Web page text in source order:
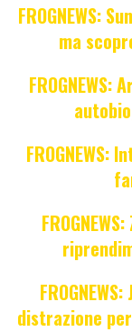
FROGNEWS:
ma
FROGNEWS:
distrazione